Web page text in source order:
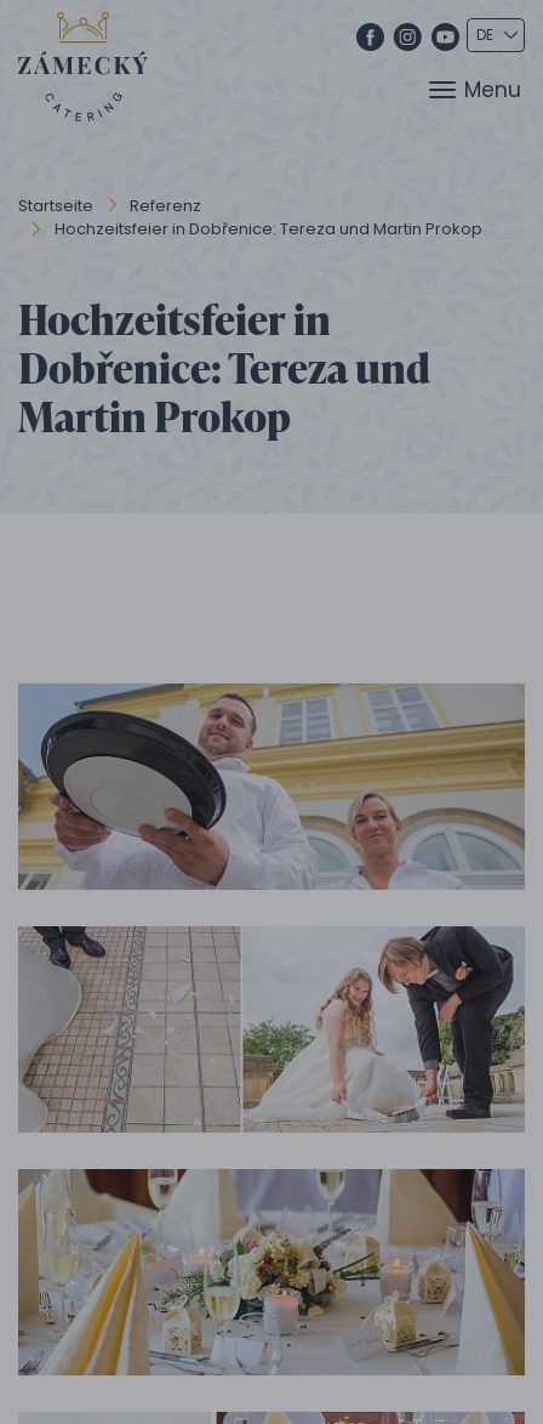
Menu
Startseite
Referenz
Hochzeitsfeier in Dobřenice: Tereza und Martin Prokop
Hochzeitsfeier in
Dobřenice: Tereza und
Martin Prokop